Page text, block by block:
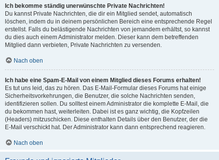
Ich bekomme ständig unerwünschte Private Nachrichten!
Du kannst Private Nachrichten, die dir ein Mitglied sendet, automatisch
löschen, indem du in deinem persönlichen Bereich eine entsprechende Regel
erstellst. Falls du belästigende Nachrichten von jemandem erhältst, so kannst
du dies auch einem Administrator melden. Dieser kann dem betreffenden
Mitglied dann verbieten, Private Nachrichten zu versenden.
Nach oben
Ich habe eine Spam-E-Mail von einem Mitglied dieses Forums erhalten!
Es tut uns leid, das zu hören. Das E-Mail-Formular dieses Forums hat einige
Sicherheitsvorkehrungen, die Benutzer, die solche Nachrichten senden,
identifizieren sollen. Du solltest einem Administrator die komplette E-Mail, die
du bekommen hast, weiterleiten. Dabei ist es ganz wichtig, die Kopfzeilen
(Headers) mitzuschicken. Diese enthalten Details über den Benutzer, der die
E-Mail verschickt hat. Der Administrator kann dann entsprechend reagieren.
Nach oben